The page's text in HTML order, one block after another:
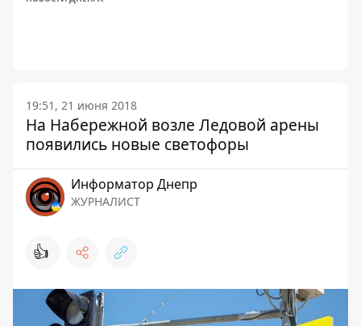
19:51, 21 июня 2018
На Набережной возле Ледовой арены
появились новые светофоры
Информатор Днепр
ЖУРНАЛИСТ
👍